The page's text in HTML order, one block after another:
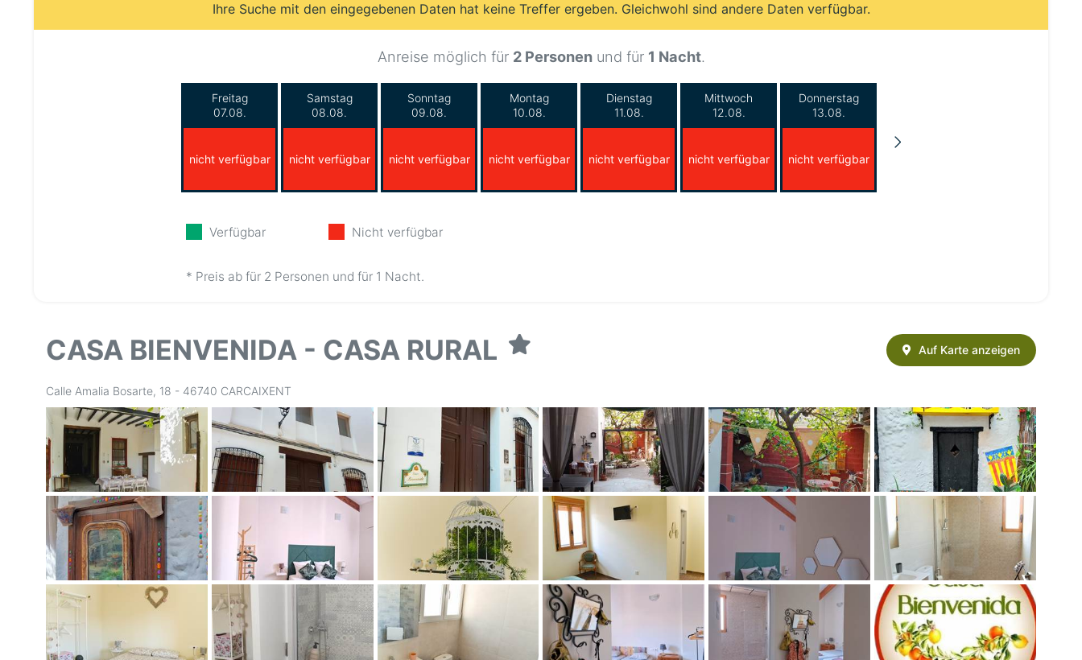
Ihre Suche mit den eingegebenen Daten hat keine Treffer ergeben. Gleichwohl sind andere Daten verfügbar.
Anreise möglich für 2 Personenund für 1 Nacht.
Freitag
07.08.
nicht verfügbar
Samstag
08.08.
nicht verfügbar
Sonntag
09.08.
nicht verfügbar
Montag
10.08.
nicht verfügbar
Dienstag
11.08.
nicht verfügbar
Mittwoch
12.08.
nicht verfügbar
Donnerstag
13.08.
nicht verfügbar
Verfügbar Nicht verfügbar
* Preis ab für 2 Personen und für 1 Nacht.
CASA BIENVENIDA - CASA RURAL
Calle Amalia Bosarte, 18 - 46740 CARCAIXENT
Auf Karte anzeigen